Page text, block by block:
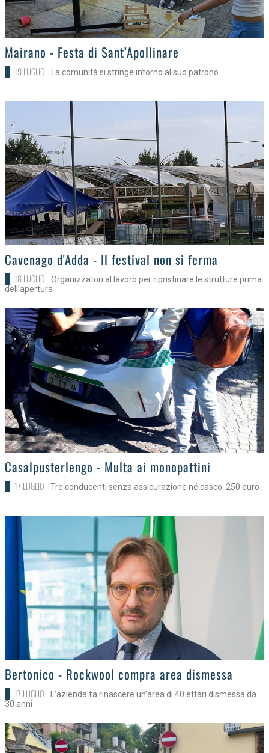
>Mairano - Festa di Sant’Apollinare
19 LUGLIO La comunità si stringe intorno al suo patrono
>
Cavenago d'Adda - Il festival non si ferma
18 LUGLIO
Organizzatori al lavoro per ripristinare le strutture prima
dell’apertura
>
Casalpusterlengo - Multa ai monopattini
17 LUGLIO Tre conducenti senza assicurazione né casco: 250 euro
>
Bertonico - Rockwool compra area dismessa
17 LUGLIO
L'azienda fa rinascere un’area di 40 ettari dismessa da
30 anni